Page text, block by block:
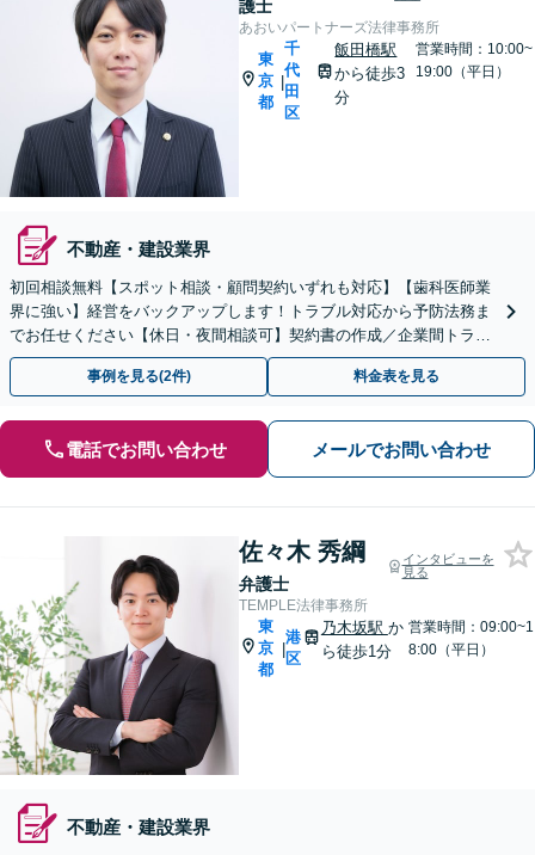
護士
あおいパートナーズ法律事務所
東
京
都
|
千
代
田
区
飯田橋駅
から徒歩3
分
営業時間：10:00~
19:00（平日）
不動産・建設業界
初回相談無料【スポット相談・顧問契約いずれも対応】【歯科医師業
界に強い】経営をバックアップします！トラブル対応から予防法務ま
でお任せください【休日・夜間相談可】契約書の作成／企業間トラブ
ル／従業員間トラブル／不祥事対応
事例を見る(2件) 料金表を見る
電話でお問い合わせ メールでお問い合わせ
佐々木 秀綱
弁護士
インタビューを
見る
TEMPLE法律事務所
東
京
都
|
港
区
乃木坂駅 か
ら徒歩1分
営業時間：09:00~1
8:00（平日）
不動産・建設業界